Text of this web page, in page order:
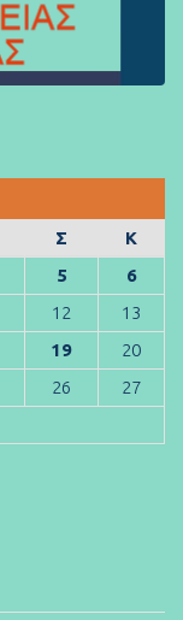
Σ
Κ
5
6
12
13
19
20
26
27